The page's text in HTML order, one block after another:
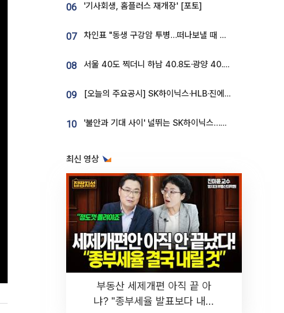
06 '기사회생, 홈플러스 재개장' [포토]
07 차인표 "동생 구강암 투병…떠나보낼 때 가장 힘들었다”
08 서울 40도 찍더니 하남 40.8도·광양 40.2도…전국 '펄펄'
09 [오늘의 주요공시] SK하이닉스·HLB·진에어·포스코홀딩스·네이버·대우건설 등
10 '불안과 기대 사이' 널뛰는 SK하이닉스…증권가 "HBM4·LTA 기반 펀터멘털 견고"
최신 영상
부동산 세제개편 아직 끝 아
냐? "종부세율 발표보다 내릴